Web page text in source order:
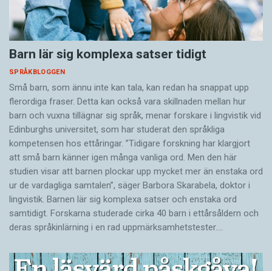
Barn lär sig komplexa satser tidigt
SPRÅKBLOGGEN
Små barn, som ännu inte kan tala, kan redan ha snappat upp
flerordiga fraser. Detta kan också vara skillnaden mellan hur
barn och vuxna tillägnar sig språk, menar forskare i lingvistik vid
Edinburghs universitet, som har studerat den språkliga
kompetensen hos ettåringar. ”Tidigare forskning har klargjort
att små barn känner igen många vanliga ord. Men den här
studien visar att barnen plockar upp mycket mer än enstaka ord
ur de vardagliga samtalen”, säger Barbora Skarabela, doktor i
lingvistik. Barnen lär sig komplexa satser och enstaka ord
samtidigt. Forskarna studerade cirka 40 barn i ettårsåldern och
deras språkinlärning i en rad uppmärksamhetstester.…